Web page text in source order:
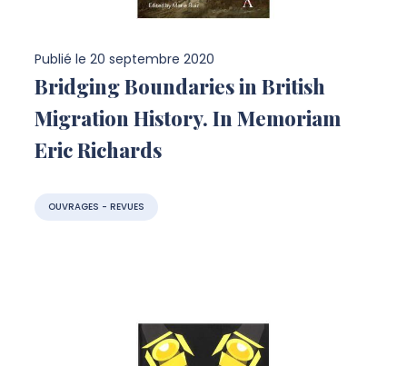
Publié le 20 septembre 2020
Bridging Boundaries in British
Migration History. In Memoriam
Eric Richards
OUVRAGES - REVUES